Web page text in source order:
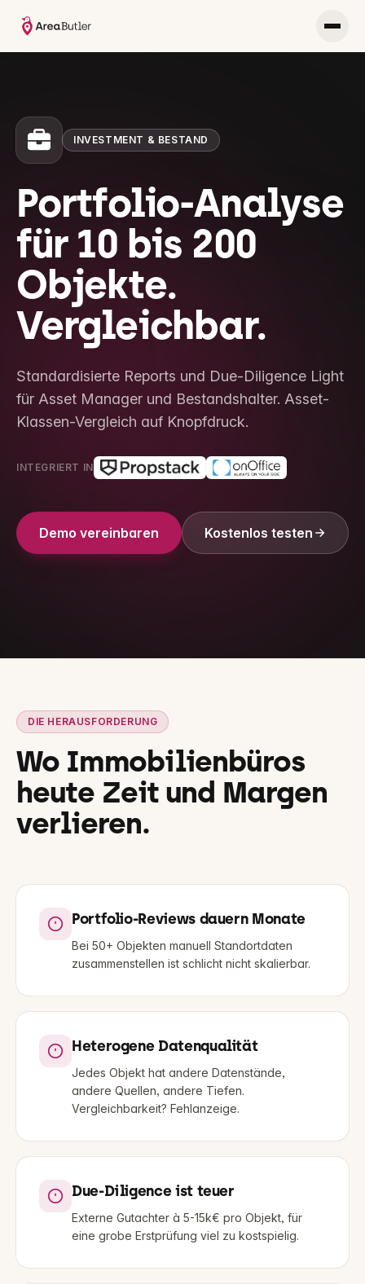
INVESTMENT & BESTAND
Portfolio-Analyse
für 10 bis 200
Objekte.
Vergleichbar.
Standardisierte Reports und Due-Diligence Light
für Asset Manager und Bestandshalter. Asset-
Klassen-Vergleich auf Knopfdruck.
INTEGRIERT IN
Demo vereinbaren Kostenlos testen
DIE HERAUSFORDERUNG
Wo Immobilienbüros
heute Zeit und Margen
verlieren.
Portfolio-Reviews dauern Monate
Bei 50+ Objekten manuell Standortdaten
zusammenstellen ist schlicht nicht skalierbar.
Heterogene Datenqualität
Jedes Objekt hat andere Datenstände,
andere Quellen, andere Tiefen.
Vergleichbarkeit? Fehlanzeige.
Due-Diligence ist teuer
Externe Gutachter à 5-15k€ pro Objekt, für
eine grobe Erstprüfung viel zu kostspielig.